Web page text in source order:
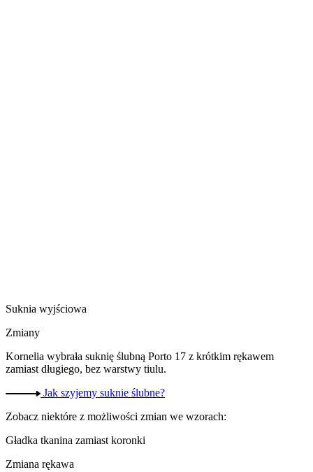
Suknia wyjściowa
Zmiany
Kornelia wybrała suknię ślubną Porto 17 z krótkim rękawem
zamiast długiego, bez warstwy tiulu.
Jak szyjemy suknie ślubne?
Zobacz niektóre z możliwości zmian we wzorach:
Gładka tkanina zamiast koronki
Zmiana rękawa​